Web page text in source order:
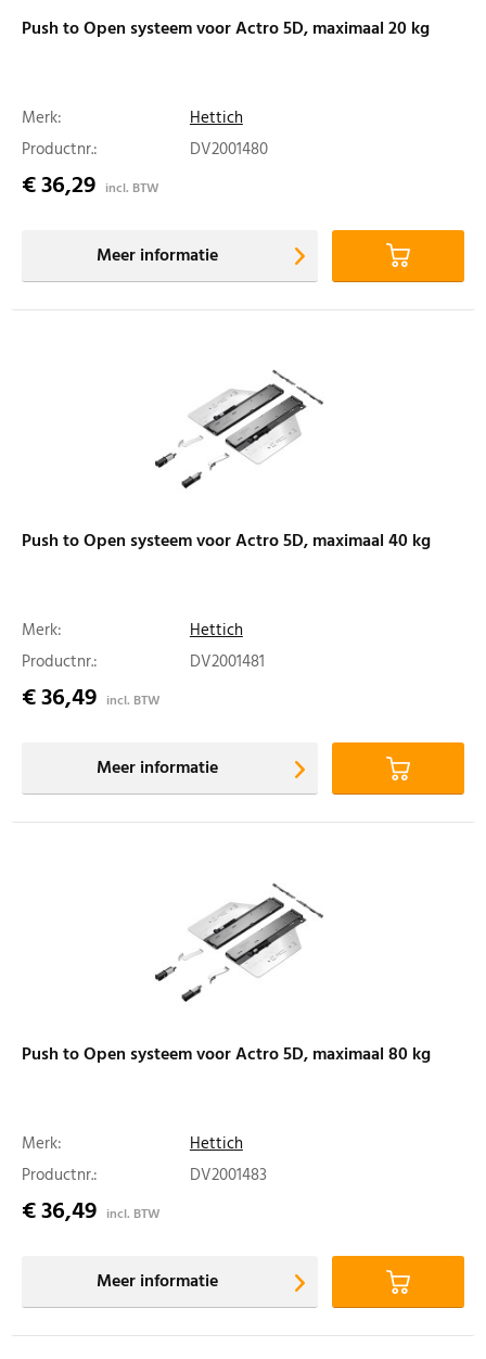
Push to Open systeem voor Actro 5D, maximaal 20 kg
Merk:
Hettich
Productnr.:
DV2001480
€ 36,29 incl. BTW
Meer informatie
Push to Open systeem voor Actro 5D, maximaal 40 kg
Merk:
Hettich
Productnr.:
DV2001481
€ 36,49 incl. BTW
Meer informatie
Push to Open systeem voor Actro 5D, maximaal 80 kg
Merk:
Hettich
Productnr.:
DV2001483
€ 36,49 incl. BTW
Meer informatie